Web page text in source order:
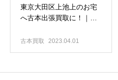
東京大田区上池上のお宅
へ古本出張買取に！｜レ
古本買取 2023.04.01